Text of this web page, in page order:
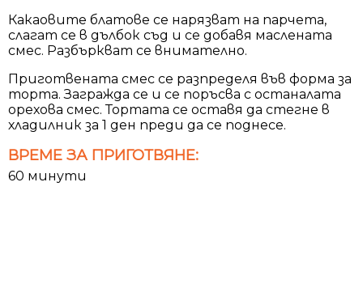
Какаовите блатове се нарязват на парчета,
слагат се в дълбок съд и се добавя маслената
смес. Разбъркват се внимателно.
Приготвената смес се разпределя във форма за
торта. Загражда се и се поръсва с останалата
орехова смес. Тортата се оставя да стегне в
хладилник за 1 ден преди да се поднесе.
ВРЕМЕ ЗА ПРИГОТВЯНЕ:
60 минути